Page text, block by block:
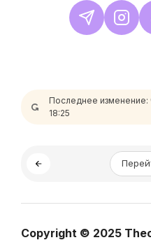
Последнее изменение:
18:25
Блоки
Copyright © 2025